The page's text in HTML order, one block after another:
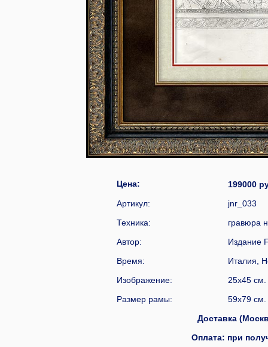
Цена:
Артикул:
jnr_033
Техника:
гравюра
Автор:
Издание
Время:
Италия,
Изображение:
25x45 см.
Размер рамы:
59x79 см.
Доставка
Оплата: при